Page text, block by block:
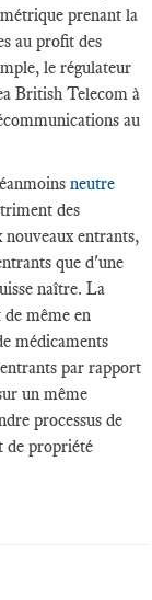
prenant la
au profit des
le régulateur
British Telecom à
au
neutre
des
entrants,
que d'une
naître. La
même en
médicaments
par rapport
un même
processus de
de propriété